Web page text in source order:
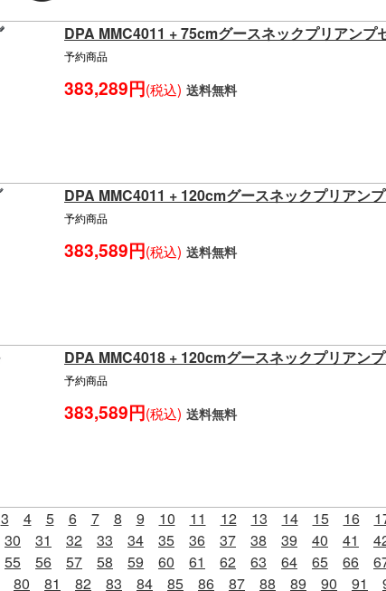
DPA MMC4011 + 75cmグースネックプリアンプ
予約商品
383,289円(税込) 送料無料
DPA MMC4011 + 120cmグースネックプリアン
予約商品
383,589円(税込) 送料無料
DPA MMC4018 + 120cmグースネックプリアン
予約商品
383,589円(税込) 送料無料
3 4 5 6 7 8 9 10 11 12 13 14 15 16
30 31 32 33 34 35 36 37 38 39 40 41
55 56 57 58 59 60 61 62 63 64 65 66
80 81 82 83 84 85 86 87 88 89 90 91